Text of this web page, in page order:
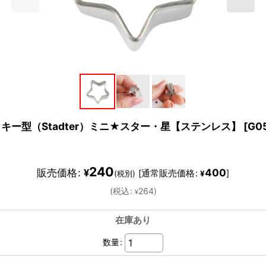
ー型（Stadter）ミニ★スター・星【ステンレス】 [
販売価格: ¥240(税別) [通常販売価格: ¥400]
(税込: ¥264)
在庫あり
数量: